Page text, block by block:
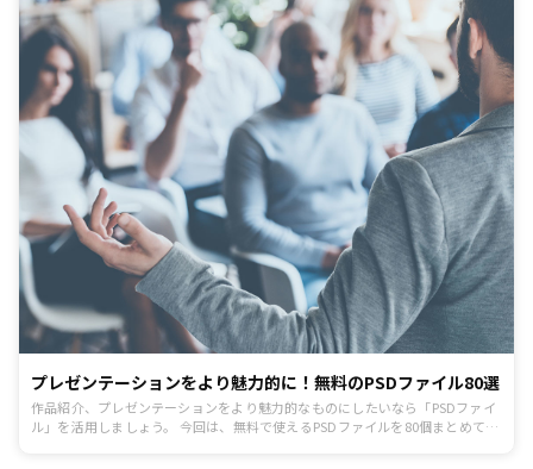
プレゼンテーションをより魅力的に！無料のPSDファイル80選
作品紹介、プレゼンテーションをより魅力的なものにしたいなら「PSDファイ
ル」を活用しましょう。 今回は、無料で使えるPSDファイルを80個まとめてご